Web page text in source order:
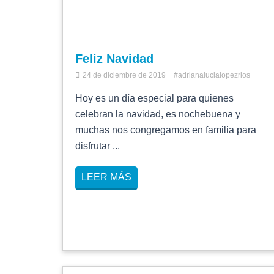
Feliz Navidad
24 de diciembre de 2019 #adrianalucialopezrios
Hoy es un día especial para quienes
celebran la navidad, es nochebuena y
muchas nos congregamos en familia para
disfrutar ...
LEER MÁS